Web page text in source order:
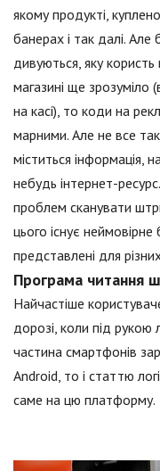
якому продукті,
банерах і так далі. Але
дивуються, яку
магазині ще зрозуміло
на касі), то коди на
марними. Але не все
міститься інформація,
небудь інтернет-
проблем сканувати
цього існує
представлені для
Програма читання
Найчастіше
дорозі, коли під
частина смартфонів
Android, то і статтю
саме на цю платформу.